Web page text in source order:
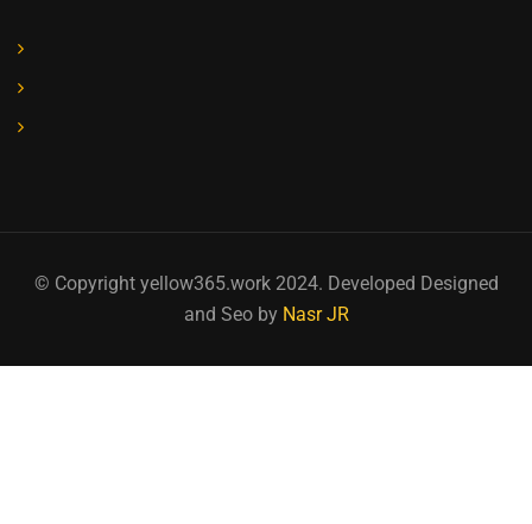
© Copyright yellow365.work 2024. Developed Designed
and Seo by Nasr JR